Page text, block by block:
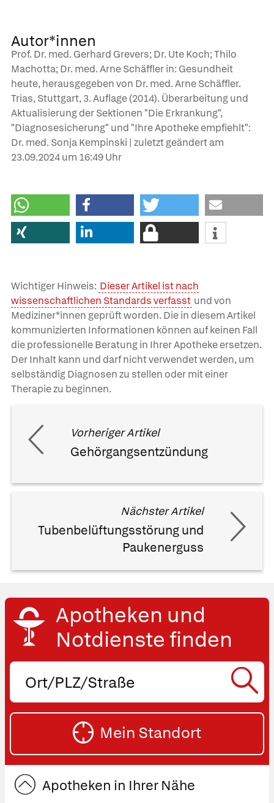
Autor*innen
Prof. Dr. med. Gerhard Grevers; Dr. Ute Koch; Thilo
Machotta; Dr. med. Arne Schäffler in: Gesundheit
heute, herausgegeben von Dr. med. Arne Schäffler.
Trias, Stuttgart, 3. Auflage (2014). Überarbeitung und
Aktualisierung der Sektionen "Die Erkrankung",
"Diagnosesicherung" und "Ihre Apotheke empfiehlt":
Dr. med. Sonja Kempinski | zuletzt geändert am
23.09.2024um 16:49 Uhr
Wichtiger Hinweis: Dieser Artikel ist nach
wissenschaftlichen Standards verfasst und von
Mediziner*innen geprüft worden. Die in diesem Artikel
kommunizierten Informationen können auf keinen Fall
die professionelle Beratung in Ihrer Apotheke ersetzen.
Der Inhalt kann und darf nicht verwendet werden, um
selbständig Diagnosen zu stellen oder mit einer
Therapie zu beginnen.
Vorheriger Artikel
Gehörgangsentzündung
Nächster Artikel
Tubenbelüftungsstörung und
Paukenerguss
Apotheken und
Notdienste finden
Ort,
oder
Straße
Mein Standort
Apotheken in Ihrer Nähe